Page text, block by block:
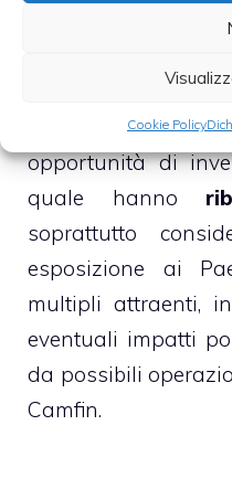
Cookie Policy
Pur avendo
operativo, gli
considerare le
opportunità di
quale hanno
soprattutto
esposizione ai
multipli attraenti,
eventuali impatti
da possibili
Camfin.